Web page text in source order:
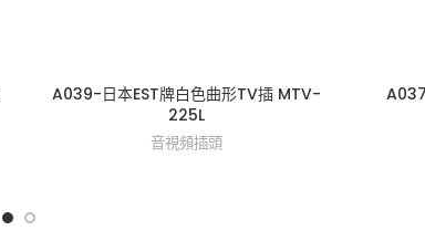
A039-日本EST牌白色曲形TV插 MTV-
225L
音視頻插頭